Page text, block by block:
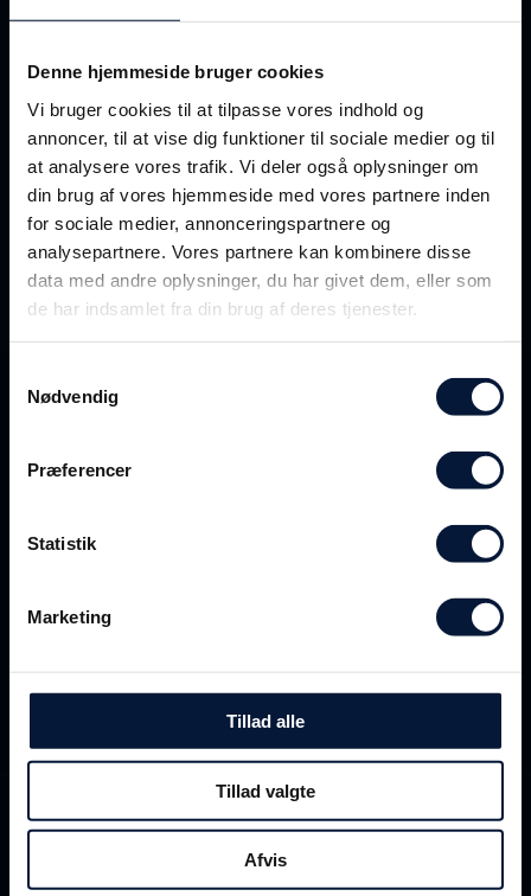
Denne hjemmeside bruger cookies
Vi bruger cookies til at tilpasse vores indhold og
annoncer, til at vise dig funktioner til sociale medier og til
at analysere vores trafik. Vi deler også oplysninger om
din brug af vores hjemmeside med vores partnere inden
for sociale medier, annonceringspartnere og
analysepartnere. Vores partnere kan kombinere disse
data med andre oplysninger, du har givet dem, eller som
de har indsamlet fra din brug af deres tjenester.
Nødvendig
Præferencer
Statistik
Marketing
Tillad alle
Tillad valgte
Afvis
Og hvem ved? Måske opdager du, at fremtiden
et sted ude mod horisonten.
Er du nysgerrig på det nye magasin? Så bestil
det ved at sende en mail til:
woca@danishshipping.dk